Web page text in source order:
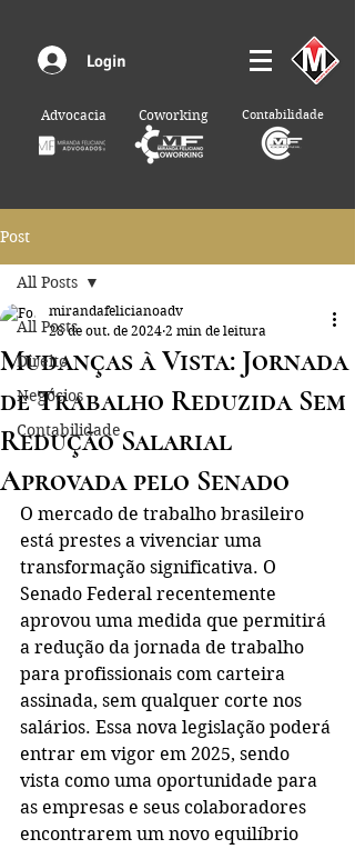
Login
Advocacia Coworking Contabilidade
Post
All Posts
Direito
Negócios
Contabilidade
All Posts
Mudanças à Vista: Jornada
de Trabalho Reduzida Sem
Redução Salarial
Aprovada pelo Senado
mirandafelicianoadv
28 de out. de 2024 2 min de leitura
O mercado de trabalho brasileiro
está prestes a vivenciar uma
transformação significativa. O
Senado Federal recentemente
aprovou uma medida que permitirá
a redução da jornada de trabalho
para profissionais com carteira
assinada, sem qualquer corte nos
salários. Essa nova legislação poderá
entrar em vigor em 2025, sendo
vista como uma oportunidade para
as empresas e seus colaboradores
encontrarem um novo equilíbrio